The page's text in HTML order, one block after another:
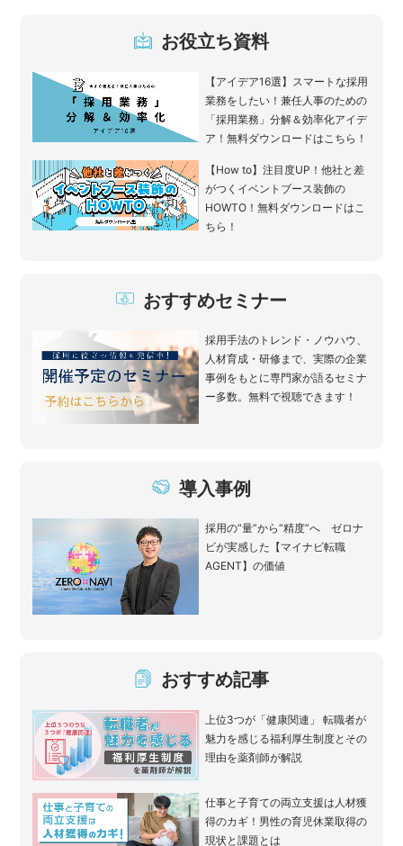
お役立ち資料
【アイデア16選】スマートな採用
業務をしたい！兼任人事のための
「採用業務」分解＆効率化アイデ
ア！無料ダウンロードはこちら！
【How to】注目度UP！他社と差
がつくイベントブース装飾の
HOWTO！無料ダウンロードはこ
ちら！
おすすめセミナー
採用手法のトレンド・ノウハウ、
人材育成・研修まで、実際の企業
事例をもとに専門家が語るセミナ
ー多数。無料で視聴できます！
導入事例
採用の“量”から“精度”へ ゼロナ
ビが実感した【マイナビ転職
AGENT】の価値
おすすめ記事
上位3つが「健康関連」 転職者が
魅力を感じる福利厚生制度とその
理由を薬剤師が解説
仕事と子育ての両立支援は人材獲
得のカギ！男性の育児休業取得の
現状と課題とは